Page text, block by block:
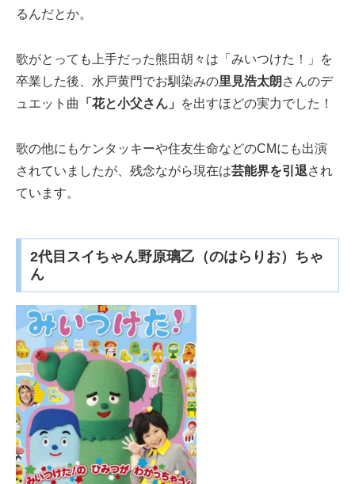
るんだとか。
歌がとっても上手だった熊田胡々は「みいつけた！」を
卒業した後、水戸黄門でお馴染みの里見浩太朗 さんのデ
ュエット曲
「花と小父さん」 を出すほどの実力でした！
歌の他にもケンタッキーや住友生命などのCMにも出演
されていましたが、残念ながら現在は芸能界を引退され
ています。
2代目スイちゃん野原璃乙（のはらりお）ちゃ
ん